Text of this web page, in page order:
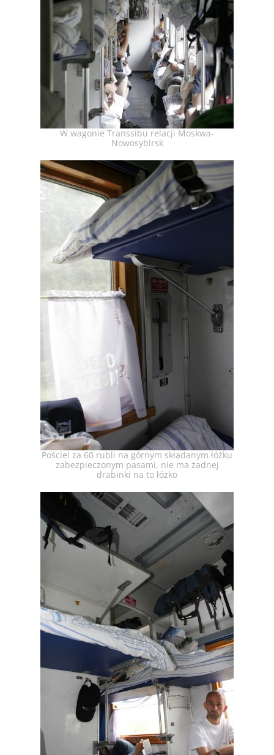
W wagonie Transsibu relacji Moskwa-
Nowosybirsk
Pościel za 60 rubli na górnym składanym łóżku
zabezpieczonym pasami, nie ma żadnej
drabinki na to łóżko